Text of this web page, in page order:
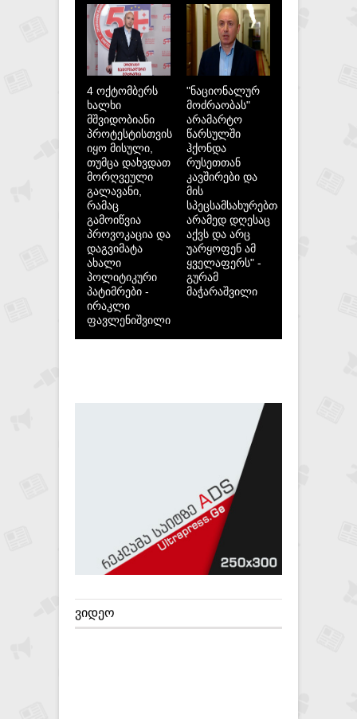
4 ოქტომბერს
ხალხი
მშვიდობიანი
პროტესტისთვის
იყო მისული,
თუმცა დახვდათ
მორღვეული
გალავანი,
რამაც
გამოიწვია
პროვოკაცია და
დაგვიმატა
ახალი
პოლიტიკური
პატიმრები -
ირაკლი
ფავლენიშვილი
"ნაციონალურ
მოძრაობას"
არამარტო
წარსულში
ჰქონდა
რუსეთთან
კავშირები და
მის
სპეცსამსახურებთან,
არამედ დღესაც
აქვს და არც
უარყოფენ ამ
ყველაფერს" -
გურამ
მაჭარაშვილი
ᲕᲘᲓᲔᲝ